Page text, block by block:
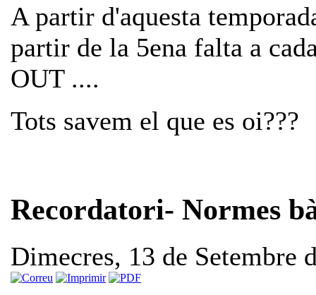
A partir d'aquesta
partir de la 5ena falta a
OUT ....
Tots savem el que es oi???
Recordatori- Normes
Dimecres, 13 de Setembre